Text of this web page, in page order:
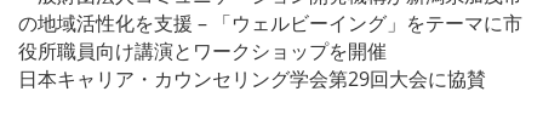
の地域活性化を支援 – 「ウェルビーイング」をテーマに市
役所職員向け講演とワークショップを開催
日本キャリア・カウンセリング学会第29回大会に協賛